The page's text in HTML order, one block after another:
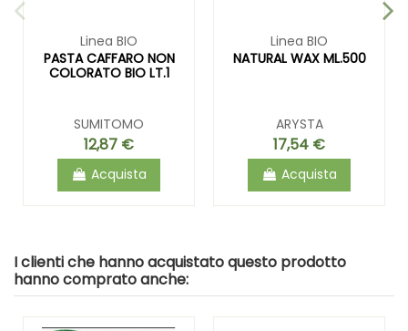
Linea BIO
PASTA CAFFARO NON
COLORATO BIO LT.1
SUMITOMO
12,87 €
Acquista
Linea BIO
NATURAL WAX ML.500
ARYSTA
17,54 €
Acquista
I clienti che hanno acquistato questo prodotto
hanno comprato anche: